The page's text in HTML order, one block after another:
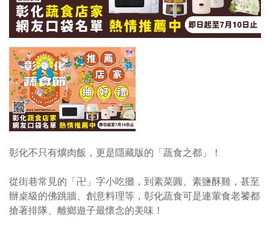
彰化不只有爌肉飯，更是隱藏版的「蔬食之都」！
從街巷常見的「卍」字小吃攤，到素菜圓、素鹽酥雞，甚至
辦桌級的佛跳牆、創意料理等，彰化蔬食可是連葷食老饕都
搶著排隊、離鄉遊子最懷念的美味！